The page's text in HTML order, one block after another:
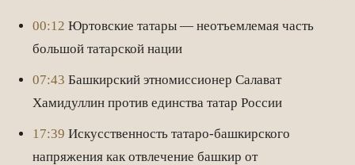
00:12 Юртовские татары — неотъемлемая часть
большой татарской нации
07:43 Башкирский этномиссионер Салават
Хамидуллин против единства татар России
17:39 Искусственность татаро-башкирского
напряжения как отвлечение башкир от